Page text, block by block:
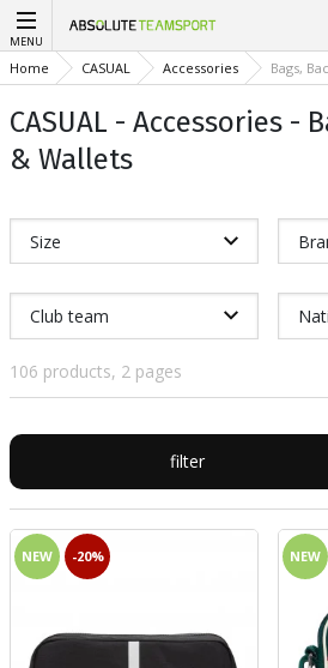
MENU
Home CASUAL Accessories Bags,
CASUAL - Accessories -
& Wallets
Size
Club team
106 products, 2 pages
filter
NEW -20% NEW